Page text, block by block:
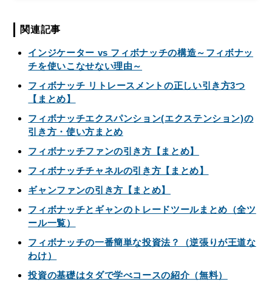
関連記事
インジケーター vs フィボナッチの構造～フィボナッ
チを使いこなせない理由～
フィボナッチ リトレースメントの正しい引き方3つ
【まとめ】
フィボナッチエクスパンション(エクステンション)の
引き方・使い方まとめ
フィボナッチファンの引き方【まとめ】
フィボナッチチャネルの引き方【まとめ】
ギャンファンの引き方【まとめ】
フィボナッチとギャンのトレードツールまとめ（全ツ
ール一覧）
フィボナッチの一番簡単な投資法？（逆張りが王道な
わけ）
投資の基礎はタダで学べコースの紹介（無料）